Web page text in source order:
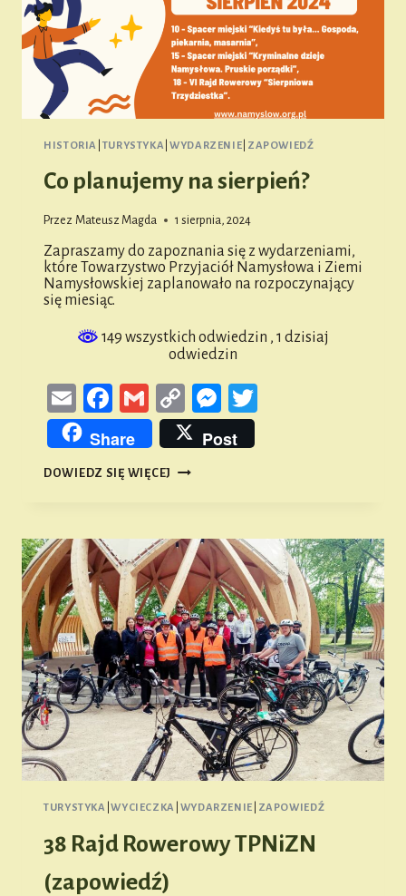
HISTORIA TURYSTYKA WYDARZENIE ZAPOWIEDŹ
Co planujemy na sierpień?
Przez Mateusz Magda 1 sierpnia, 2024
Zapraszamy do zapoznania się z wydarzeniami,
które Towarzystwo Przyjaciół Namysłowa i Ziemi
Namysłowskiej zaplanowało na rozpoczynający
się miesiąc.
149 wszystkich odwiedzin , 1 dzisiaj
odwiedzin
EmailFacebook
GmailCopy
Link
Messenger
Share Post
DOWIEDZ SIĘ WIĘCEJ CO
TURYSTYKA |WYCIECZKA WYDARZENIE ZAPOWIEDŹ
38 Rajd Rowerowy TPNiZN
(zapowiedź)